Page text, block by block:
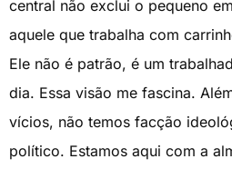
central não exclui o pequeno
aquele que trabalha com
Ele não é patrão, é um
dia. Essa visão me fascina.
vícios, não temos facção
político. Estamos aqui com a